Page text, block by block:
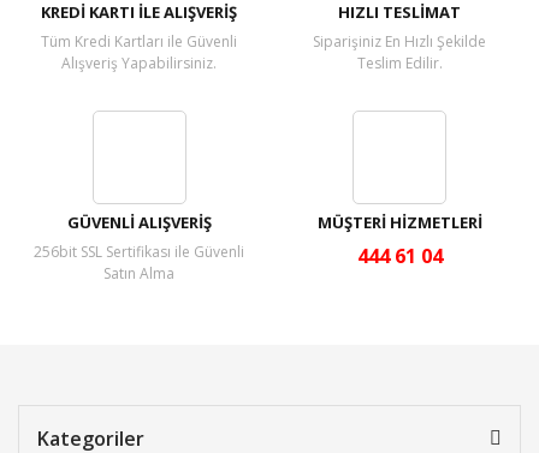
KREDİ KARTI İLE ALIŞVERİŞ
Tüm Kredi Kartları ile Güvenli
Alışveriş Yapabilirsiniz.
HIZLI TESLİMAT
Siparişiniz En Hızlı Şekilde
Teslim Edilir.
GÜVENLİ ALIŞVERİŞ
256bit SSL Sertifikası ile Güvenli
Satın Alma
MÜŞTERİ HİZMETLERİ
444 61 04
Kategoriler